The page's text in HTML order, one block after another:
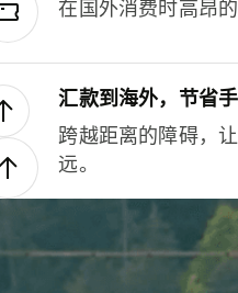
在国外消费时高昂的
汇款到海外，节省
跨越距离的障碍，
远。